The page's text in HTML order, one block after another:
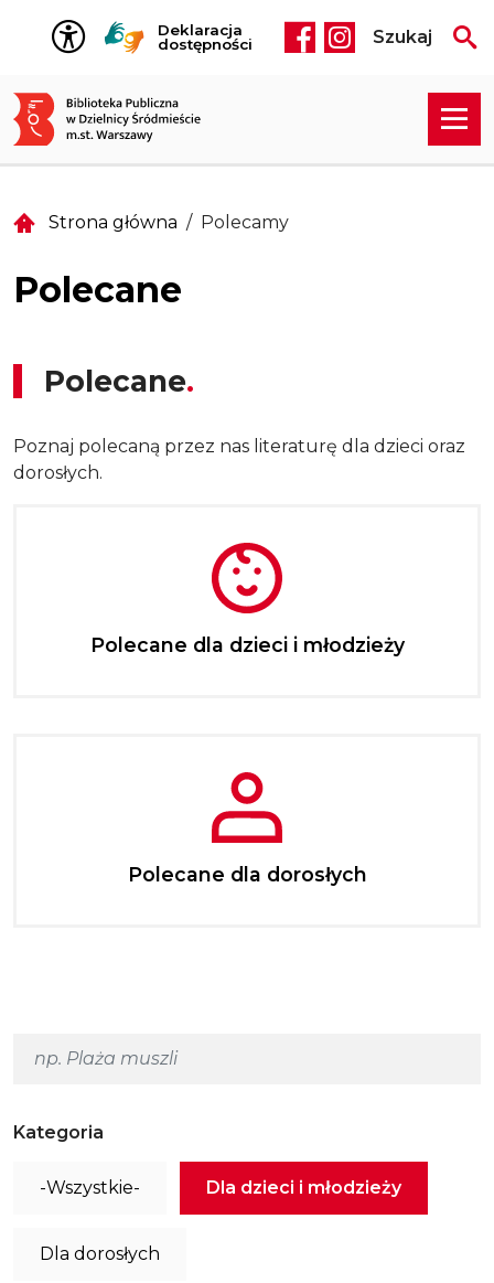
Przejdź do treści
Deklaracja
dostępności
Social media
Szukaj
Strona główna Polecamy
Polecane
Polecane
Poznaj polecaną przez nas literaturę dla dzieci oraz
dorosłych.
Polecane dla dzieci i młodzieży
Polecane dla dorosłych
Kategoria
-Wszystkie- Dla dzieci i młodzieży
Dla dorosłych